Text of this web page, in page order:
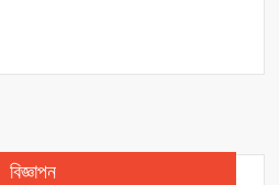
বিজ্ঞাপন